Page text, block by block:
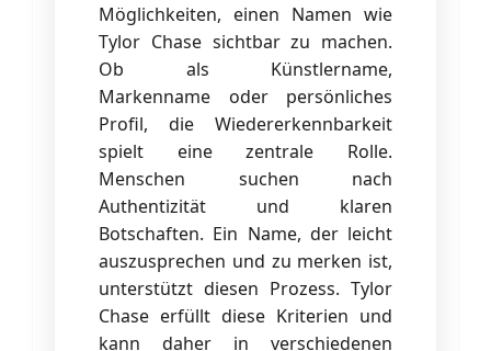
Möglichkeiten, einen Namen wie
Tylor Chase sichtbar zu machen.
Ob als Künstlername,
Markenname oder persönliches
Profil, die Wiedererkennbarkeit
spielt eine zentrale Rolle.
Menschen suchen nach
Authentizität und klaren
Botschaften. Ein Name, der leicht
auszusprechen und zu merken ist,
unterstützt diesen Prozess. Tylor
Chase erfüllt diese Kriterien und
kann daher in verschiedenen